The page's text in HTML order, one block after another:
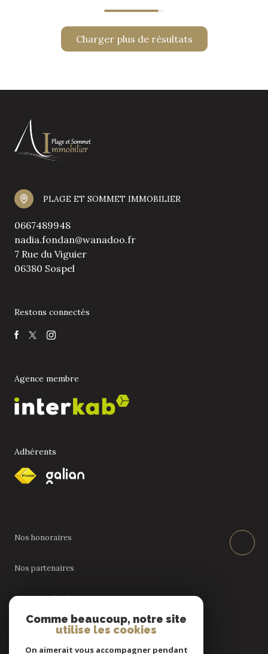
Charger plus de résultats
PLAGE ET SOMMET IMMOBILIER
0667489948
nadia.fondan@wanadoo.fr
7 Rue du Viguier
06380 Sospel
Restons connectés
Agence membre
Adhérents
Nos honoraires
Nos partenaires
Mentions légales
Comme beaucoup, notre site
utilise les cookies
On aimerait vous accompagner pendant